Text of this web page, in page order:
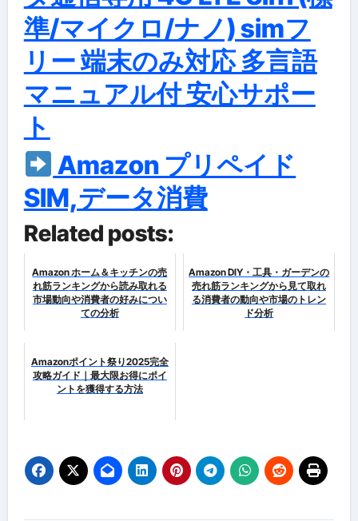
準/マイクロ/ナノ) simフ
リー 端末のみ対応 多言語
マニュアル付 安心サポー
ト
Amazon プリペイド
SIM,データ消費
Related posts:
Amazon ホーム＆キッチンの売
れ筋ランキングから読み取れる
市場動向や消費者の好みについ
ての分析
Amazon DIY・工具・ガーデンの
売れ筋ランキングから見て取れ
る消費者の動向や市場のトレン
ド分析
Amazonポイント祭り2025完全
攻略ガイド｜最大限お得にポイ
ントを獲得する方法